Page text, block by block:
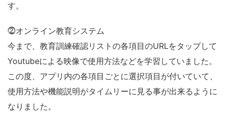
す。
⓶オンライン教育システム
今まで、教育訓練確認リストの各項目のURLをタップして
Youtubeによる映像で使用方法などを学習していました。
この度、アプリ内の各項目ごとに選択項目が付いていて、
使用方法や機能説明がタイムリーに見る事が出来るように
なりました。